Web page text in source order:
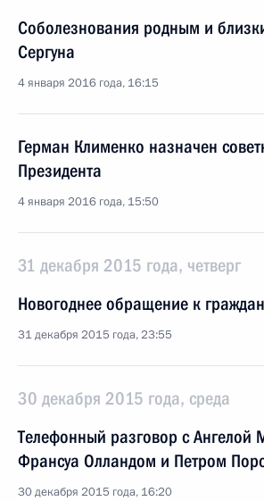
Соболезнования родным и
Сергуна
4 января 2016 года, 16:15
Герман Клименко назначен
Президента
4 января 2016 года, 15:50
31 декабря 2015 года, четверг
Новогоднее обращение к
31 декабря 2015 года, 23:55
30 декабря 2015 года, среда
Телефонный разговор с Ангелой
Франсуа Олландом и Петром
30 декабря 2015 года, 16:20